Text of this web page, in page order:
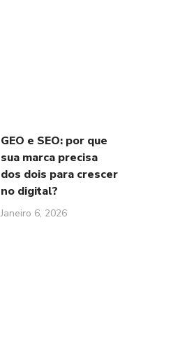
GEO e SEO: por que
sua marca precisa
dos dois para crescer
no digital?
Janeiro 6, 2026